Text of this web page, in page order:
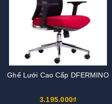
Ghế Lưới Cao Cấp DFERMINO
3.195.000₫